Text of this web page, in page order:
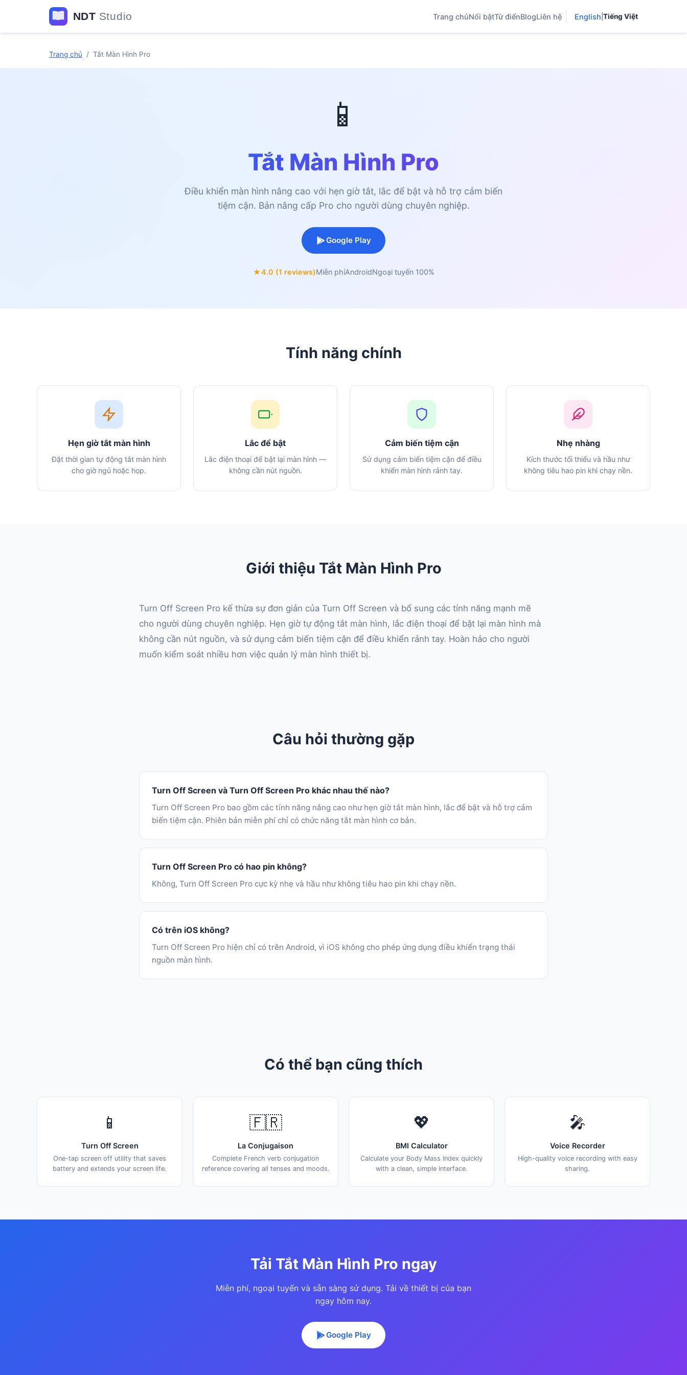
Trang chủNổi bậtTừ điểnBlogLiên hệ English Tiếng Việt
Trang chủ / Tắt Màn Hình Pro
📱
Tắt Màn Hình Pro
Điều khiển màn hình nâng cao với hẹn giờ tắt, lắc để bật và hỗ trợ cảm biến
tiệm cận. Bản nâng cấp Pro cho người dùng chuyên nghiệp.
Google Play
★4.0 (1 reviews)Miễn phíAndroidNgoại tuyến 100%
Tính năng chính
Hẹn giờ tắt màn hình
Đặt thời gian tự động tắt màn hình
cho giờ ngủ hoặc họp.
Lắc để bật
Lắc điện thoại để bật lại màn hình —
không cần nút nguồn.
Cảm biến tiệm cận
Sử dụng cảm biến tiệm cận để điều
khiển màn hình rảnh tay.
Nhẹ nhàng
Kích thước tối thiểu và hầu như
không tiêu hao pin khi chạy nền.
Giới thiệu Tắt Màn Hình Pro
Turn Off Screen Pro kế thừa sự đơn giản của Turn Off Screen và bổ sung các tính năng mạnh mẽ
cho người dùng chuyên nghiệp. Hẹn giờ tự động tắt màn hình, lắc điện thoại để bật lại màn hình mà
không cần nút nguồn, và sử dụng cảm biến tiệm cận để điều khiển rảnh tay. Hoàn hảo cho người
muốn kiểm soát nhiều hơn việc quản lý màn hình thiết bị.
Câu hỏi thường gặp
Turn Off Screen và Turn Off Screen Pro khác nhau thế nào?
Turn Off Screen Pro bao gồm các tính năng nâng cao như hẹn giờ tắt màn hình, lắc để bật và hỗ trợ cảm
biến tiệm cận. Phiên bản miễn phí chỉ có chức năng tắt màn hình cơ bản.
Turn Off Screen Pro có hao pin không?
Không, Turn Off Screen Pro cực kỳ nhẹ và hầu như không tiêu hao pin khi chạy nền.
Có trên iOS không?
Turn Off Screen Pro hiện chỉ có trên Android, vì iOS không cho phép ứng dụng điều khiển trạng thái
nguồn màn hình.
Có thể bạn cũng thích
📱
Turn Off Screen
One-tap screen off utility that saves
battery and extends your screen life.
🇫🇷
La Conjugaison
Complete French verb conjugation
reference covering all tenses and moods.
💖
BMI Calculator
Calculate your Body Mass Index quickly
with a clean, simple interface.
🎤
Voice Recorder
High-quality voice recording with easy
sharing.
Tải Tắt Màn Hình Pro ngay
Miễn phí, ngoại tuyến và sẵn sàng sử dụng. Tải về thiết bị của bạn
ngay hôm nay.
Google Play